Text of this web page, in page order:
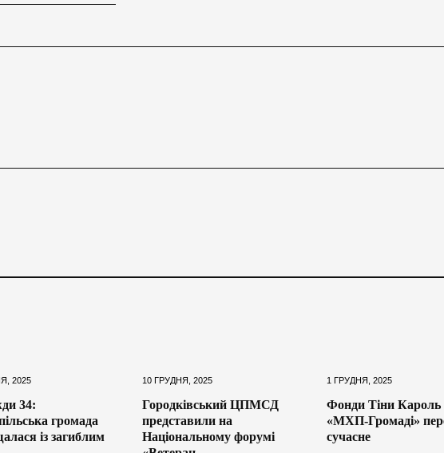
2025
34:
громада
із загиблим
10 ГРУДНЯ, 2025
Городківський ЦПМСД
представили на
Національному форумі
1 ГРУДНЯ, 2025
Фонди Тіни Кароль
«МХП-Громаді»
сучасне